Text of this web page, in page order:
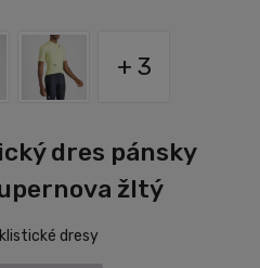
+ 3
dres pánsky
žltý
dresy